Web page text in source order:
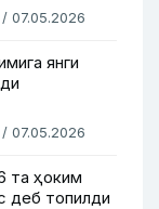
/ 07.05.2026
янги
/ 07.05.2026
та ҳоким
деб топилди